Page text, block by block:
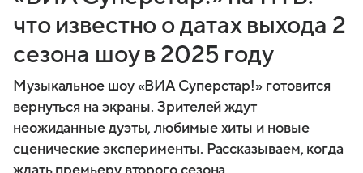
что известно о датах выхода 2
сезона шоу в 2025 году
Музыкальное шоу «ВИА Суперстар!» готовится
вернуться на экраны. Зрителей ждут
неожиданные дуэты, любимые хиты и новые
сценические эксперименты. Рассказываем, когда